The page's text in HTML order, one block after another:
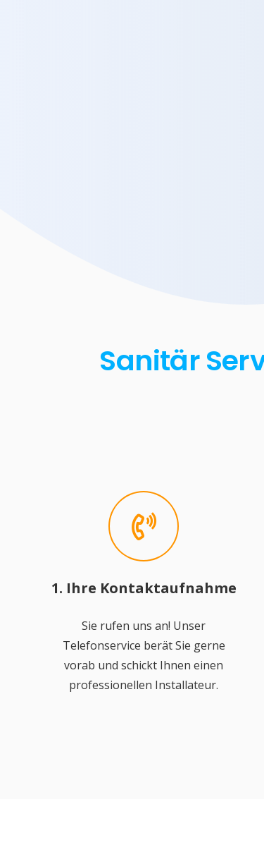
Sanitär
1. Ihre Kontaktaufnahme
Sie rufen uns an! Unser
Telefonservice berät Sie gerne
vorab und schickt Ihnen einen
professionellen Installateur.